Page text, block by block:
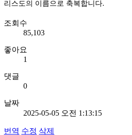
리스도의 이름으로 축복합니다.
조회수
85,103
좋아요
1
댓글
0
날짜
2025-05-05 오전 1:13:15
번역 수정 삭제